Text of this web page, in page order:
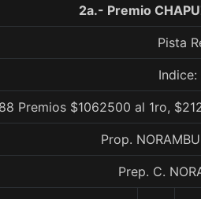
2a.- Premio
Pista
Premios $1062500 al 1ro,
Prop.
Prep. C.